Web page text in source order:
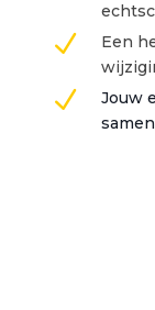
N
Een
N
Jouw